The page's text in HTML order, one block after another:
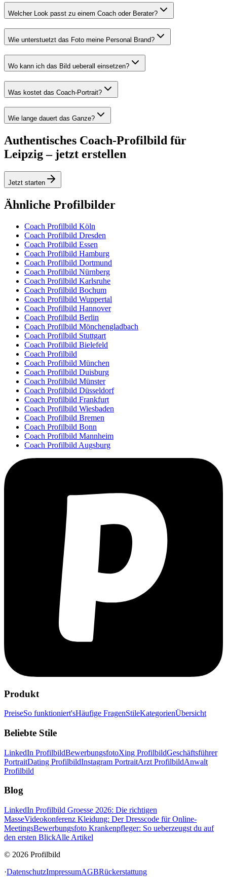
Welcher Look passt zu einem Coach oder Berater?
Wie unterstuetzt das Foto meine Personal Brand?
Wo kann ich das Bild ueberall einsetzen?
Was kostet das Coach-Portrait?
Wie lange dauert das Ganze?
Authentisches Coach-Profilbild für
Leipzig – jetzt erstellen
Jetzt starten
Ähnliche Profilbilder
Coach Profilbild Köln
Coach Profilbild Dresden
Coach Profilbild Essen
Coach Profilbild Hamburg
Coach Profilbild Dortmund
Coach Profilbild Nürnberg
Coach Profilbild Karlsruhe
Coach Profilbild Bochum
Coach Profilbild Wuppertal
Coach Profilbild Hannover
Coach Profilbild Berlin
Coach Profilbild Mönchengladbach
Coach Profilbild Stuttgart
Coach Profilbild Bielefeld
Coach Profilbild
Coach Profilbild München
Coach Profilbild Duisburg
Coach Profilbild Münster
Coach Profilbild Düsseldorf
Coach Profilbild Frankfurt
Coach Profilbild Wiesbaden
Coach Profilbild Bremen
Coach Profilbild Bonn
Coach Profilbild Mannheim
Coach Profilbild Augsburg
Produkt
PreiseSo funktioniert'sHäufige FragenStileKategorienÜbersicht
Beliebte Stile
LinkedIn ProfilbildBewerbungsfotoXing ProfilbildGeschäftsführer
PortraitDating ProfilbildInstagram PortraitArzt ProfilbildAnwalt
Profilbild
Blog
LinkedIn Profilbild Groesse 2026: Die richtigen
MasseVideokonferenz Kleidung: Der Dresscode für Online-
MeetingsBewerbungsfoto Krankenpfleger: So ueberzeugst du auf
den ersten BlickAlle Artikel
© 2026 Profilbild
·DatenschutzImpressumAGBRückerstattung